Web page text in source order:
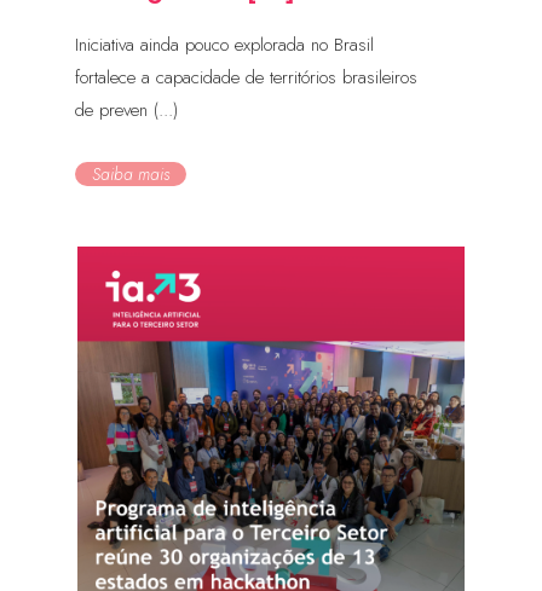
Iniciativa ainda pouco explorada no Brasil
fortalece a capacidade de territórios brasileiros
de preven (...)
Saiba mais